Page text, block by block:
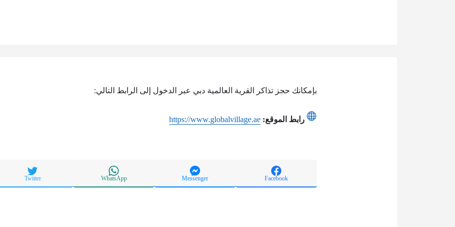
بإمكانك حجز تذاكر القرية العالمية دبي عبر الدخول إلى الرابط التالي:
رابط الموقع: https://www.globalvillage.ae
Facebook
Messenger
WhatsApp
Twitter